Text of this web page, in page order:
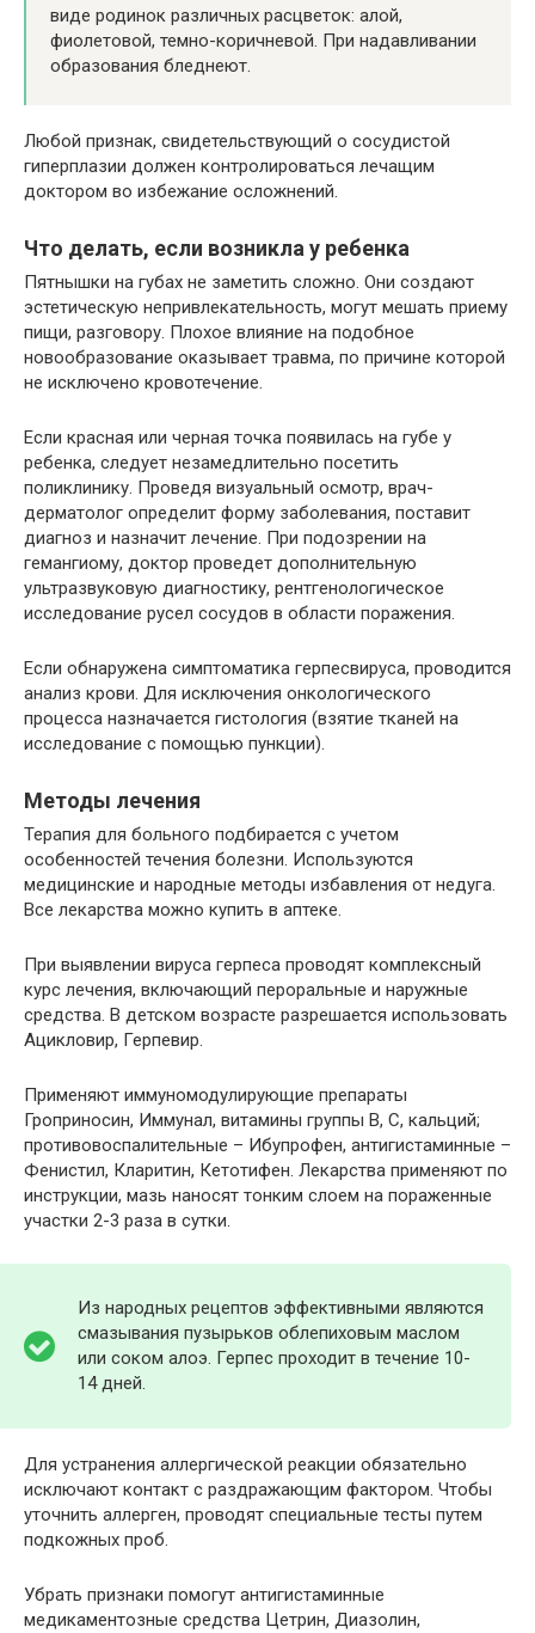
виде родинок различных расцветок: алой,
фиолетовой, темно-коричневой. При надавливании
образования бледнеют.
Любой признак, свидетельствующий о сосудистой
гиперплазии должен контролироваться лечащим
доктором во избежание осложнений.
Что делать, если возникла у ребенка
Пятнышки на губах не заметить сложно. Они создают
эстетическую непривлекательность, могут мешать приему
пищи, разговору. Плохое влияние на подобное
новообразование оказывает травма, по причине которой
не исключено кровотечение.
Если красная или черная точка появилась на губе у
ребенка, следует незамедлительно посетить
поликлинику. Проведя визуальный осмотр, врач-
дерматолог определит форму заболевания, поставит
диагноз и назначит лечение. При подозрении на
гемангиому, доктор проведет дополнительную
ультразвуковую диагностику, рентгенологическое
исследование русел сосудов в области поражения.
Если обнаружена симптоматика герпесвируса, проводится
анализ крови. Для исключения онкологического
процесса назначается гистология (взятие тканей на
исследование с помощью пункции).
Методы лечения
Терапия для больного подбирается с учетом
особенностей течения болезни. Используются
медицинские и народные методы избавления от недуга.
Все лекарства можно купить в аптеке.
При выявлении вируса герпеса проводят комплексный
курс лечения, включающий пероральные и наружные
средства. В детском возрасте разрешается использовать
Ацикловир, Герпевир.
Применяют иммуномодулирующие препараты
Гроприносин, Иммунал, витамины группы В, С, кальций;
противовоспалительные – Ибупрофен, антигистаминные –
Фенистил, Кларитин, Кетотифен. Лекарства применяют по
инструкции, мазь наносят тонким слоем на пораженные
участки 2-3 раза в сутки.
Из народных рецептов эффективными являются
смазывания пузырьков облепиховым маслом
или соком алоэ. Герпес проходит в течение 10-
14 дней.
Для устранения аллергической реакции обязательно
исключают контакт с раздражающим фактором. Чтобы
уточнить аллерген, проводят специальные тесты путем
подкожных проб.
Убрать признаки помогут антигистаминные
медикаментозные средства Цетрин, Диазолин,